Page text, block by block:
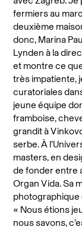
fermiers au
deuxième
donc, Marina
Lynden à la
et montre ce
très impatiente,
curatoriales
jeune équipe
framboise,
grandit à
serbe. À
masters, en
de fonder entre
Organ Vida. Sa
photographique
« Nous étions
nous savons,